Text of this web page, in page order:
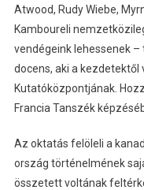
Atwood, Rudy Wiebe,
Kamboureli
vendégeink lehessenek
docens, aki a kezdetektől
Kutatóközpontjának.
Francia Tanszék
Az oktatás felöleli a
ország történelmének
összetett voltának